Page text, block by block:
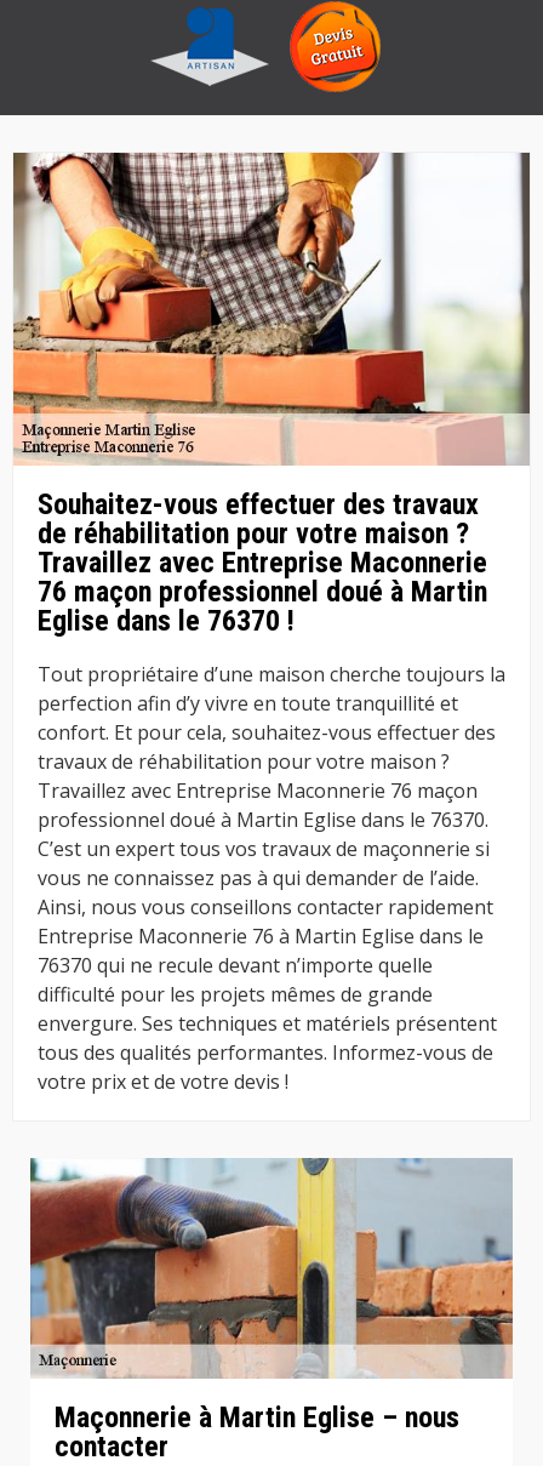
Souhaitez-vous effectuer des travaux
de réhabilitation pour votre maison ?
Travaillez avec Entreprise Maconnerie
76 maçon professionnel doué à Martin
Eglise dans le 76370 !
Tout propriétaire d’une maison cherche toujours la
perfection afin d’y vivre en toute tranquillité et
confort. Et pour cela, souhaitez-vous effectuer des
travaux de réhabilitation pour votre maison ?
Travaillez avec Entreprise Maconnerie 76 maçon
professionnel doué à Martin Eglise dans le 76370.
C’est un expert tous vos travaux de maçonnerie si
vous ne connaissez pas à qui demander de l’aide.
Ainsi, nous vous conseillons contacter rapidement
Entreprise Maconnerie 76 à Martin Eglise dans le
76370 qui ne recule devant n’importe quelle
difficulté pour les projets mêmes de grande
envergure. Ses techniques et matériels présentent
tous des qualités performantes. Informez-vous de
votre prix et de votre devis !
Maçonnerie à Martin Eglise – nous
contacter